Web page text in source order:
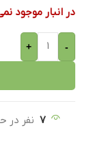
در انبار موجود
-
+
7 نفر در